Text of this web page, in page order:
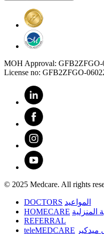
MOH Approval: GFB2ZFGO-
License no: GFB2ZFGO-
© 2025 Medcare. All rights
DOCTORS المواعيد
HOMECARE المنزلية
REFERRAL
teleMEDCARE ميدكير